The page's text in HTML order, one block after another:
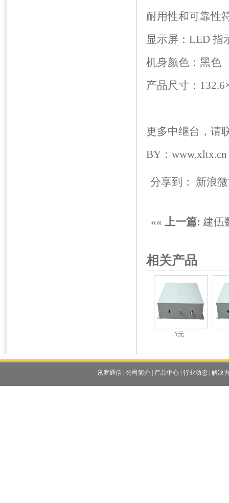
耐用性和可靠性
显示屏：LED 指
机身颜色：黑色
产品尺寸：
更多中继台，请
BY：www.xltx.cn
分享到： 新浪
«« 上一篇: 建伍
相关产品
¥元
讯罗通信| 公司简介| 产品中心| 行业动态| 解决